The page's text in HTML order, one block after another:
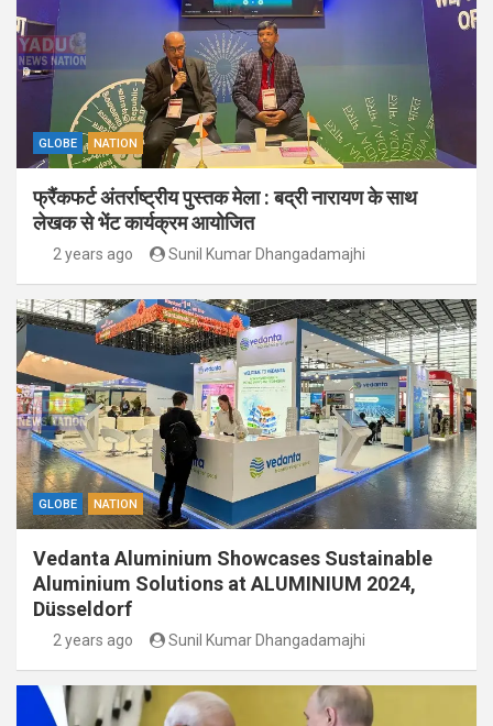
GLOBE NATION
फ्रैंकफर्ट अंतर्राष्ट्रीय पुस्तक मेला : बद्री नारायण के साथ
लेखक से भेंट कार्यक्रम आयोजित
2 years ago Sunil Kumar Dhangadamajhi
GLOBE NATION
Vedanta Aluminium Showcases Sustainable
Aluminium Solutions at ALUMINIUM 2024,
Düsseldorf
2 years ago Sunil Kumar Dhangadamajhi